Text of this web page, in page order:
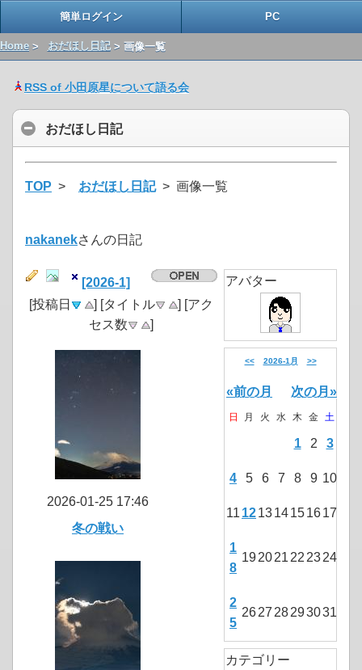
簡単ログイン PC
Home > おだほし日記> 画像一覧
RSS of 小田原星について語る会
おだほし日記
TOP > おだほし日記> 画像一覧
nakanekさんの日記
[2026-1]
[投稿日
] [タイトル
] [アク
セス数
]
2026-01-25 17:46
冬の戦い
アバター
<< 2026-1月 >>
«前の月 次の月»
日 月 火 水 木 金 土
1 2 3
4 5 6 7 8 9 10
11 121314151617
1
8
192021 22 2324
2
5
2627 28293031
カテゴリー